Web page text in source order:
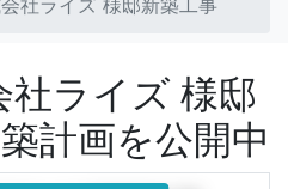
社ライズ 様邸新築工事
社ライズ 様邸
計画を公開中